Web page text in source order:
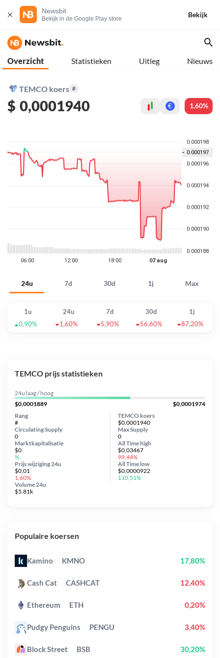
Newsbit
Bekijk in de Google Play store
Bekijk
Overzicht Statistieken Uitleg Nieuws
TEMCO koers #
$ 0,0001940 € 1,60%
24u 7d 30d 1j Max
1u 24u 7d 30d
1j
0,90%
1,60% 5,90% 56,60% 87,20%
TEMCO prijs statistieken
24u laag / hoog
$0,0001889
$0,0001974
TEMCO koers
$0,0001940
Circulating Supply
0
Prijs wijziging 24u
$0,01
1,60%
Max Supply
0
Marktkapitalisatie
$0
%
Volume 24u
$5.81k
Rang
#
All Timehigh
$0,03467
99,44%
All Time low
$0,0000922
110,51%
Populaire koersen
Kamino KMNO 17,80%
Cash Cat CASHCAT 12,40%
Ethereum ETH 0,20%
Pudgy Penguins PENGU 3,40%
Block Street BSB 30,20%